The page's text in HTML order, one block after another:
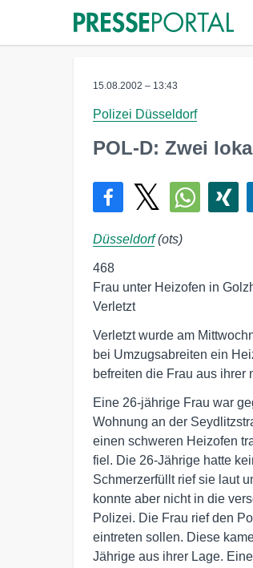
15.08.2002 – 13:43
Polizei Düsseldorf
POL-D: Zwei
Düsseldorf(ots)
468
Frau unter Heizofen in
Verletzt
Verletzt wurde am
bei Umzugsabreiten ein
befreiten die Frau aus ihrer
Eine 26-jährige Frau war
Wohnung an der
einen schweren Heizofen
fiel. Die 26-Jährige hatte
Schmerzerfüllt rief sie laut
konnte aber nicht in die
Polizei. Die Frau rief den
eintreten sollen. Diese
Jährige aus ihrer Lage.